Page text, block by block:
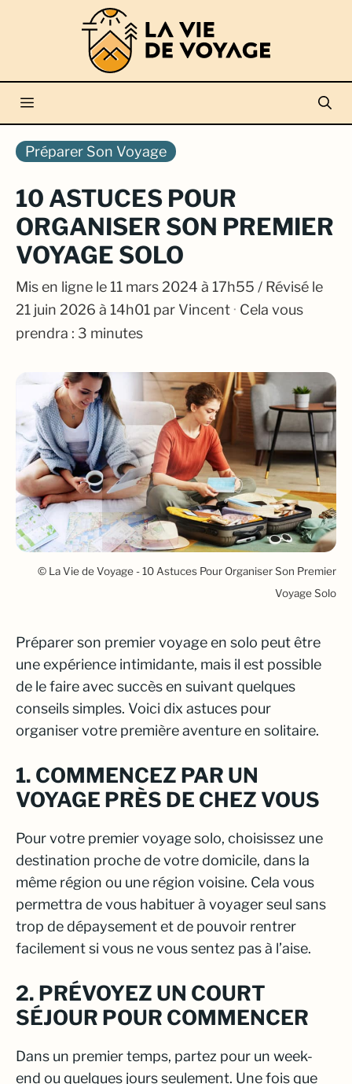
Menu
Préparer Son Voyage
10 ASTUCES POUR
ORGANISER SON PREMIER
VOYAGE SOLO
Mis en ligne le 11 mars 2024 à 17h55 / Révisé le
21 juin 2026 à 14h01 par Vincent · Cela vous
prendra : 3 minutes
© La Vie de Voyage - 10 Astuces Pour Organiser Son Premier
Voyage Solo
Préparer son premier voyage en solo peut être
une expérience intimidante, mais il est possible
de le faire avec succès en suivant quelques
conseils simples. Voici dix astuces pour
organiser votre première aventure en solitaire.
1. COMMENCEZ PAR UN
VOYAGE PRÈS DE CHEZ VOUS
Pour votre premier voyage solo, choisissez une
destination proche de votre domicile, dans la
même région ou une région voisine. Cela vous
permettra de vous habituer à voyager seul sans
trop de dépaysement et de pouvoir rentrer
facilement si vous ne vous sentez pas à l’aise.
2. PRÉVOYEZ UN COURT
SÉJOUR POUR COMMENCER
Dans un premier temps, partez pour un week-
end ou quelques jours seulement. Une fois que